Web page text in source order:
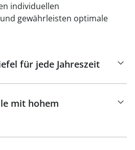
individuellen
gewährleisten optimale
für jede Jahreszeit
mit hohem